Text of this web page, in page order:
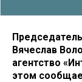
Вячеслав
агентство
этом